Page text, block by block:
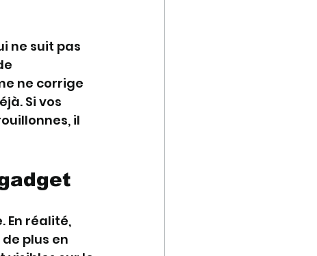
ne suit pas
ne corrige
Si vos
il
En réalité,
plus en